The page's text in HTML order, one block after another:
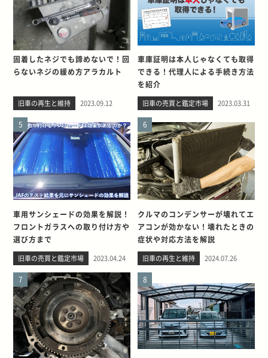
固着したネジでも諦めないで！回
らないネジの緩め方アラカルト
旧車の再生と維持 2023.09.12
車庫証明は本人じゃなくても取得
できる！代理人による手続き方法
を紹介
旧車の売買と鑑定市場 2023.03.31
5
車用サンシェードの効果を解説！
フロントガラスへの取り付け方や
選び方まで
旧車の売買と鑑定市場 2023.04.24
6
クルマのコンデンサーが壊れてエ
アコンが効かない！壊れたときの
症状や対応方法を解説
旧車の再生と維持 2024.07.26
7 8